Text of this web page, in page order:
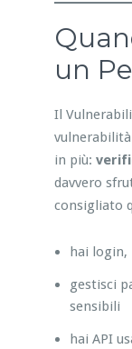
un
Il
in più:
davvero
consigliato
hai login,
gestisci
sensibili
hai API